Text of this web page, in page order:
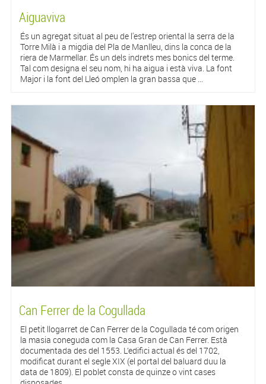
Aiguaviva
És un agregat situat al peu de l'estrep oriental la serra de la
Torre Milà i a migdia del Pla de Manlleu, dins la conca de la
riera de Marmellar. És un dels indrets mes bonics del terme.
Tal com designa el seu nom, hi ha aigua i està viva. La font
Major i la font del Lleó omplen la gran bassa que ...
Can Ferrer de la Cogullada
El petit llogarret de Can Ferrer de la Cogullada té com origen
la masia coneguda com la Casa Gran de Can Ferrer. Està
documentada des del 1553. L’edifici actual és del 1702,
modificat durant el segle XIX (el portal del baluard duu la
data de 1809). El poblet consta de quinze o vint cases